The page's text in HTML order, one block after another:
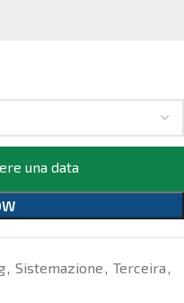
una data
, Sistemazione, Terceira,